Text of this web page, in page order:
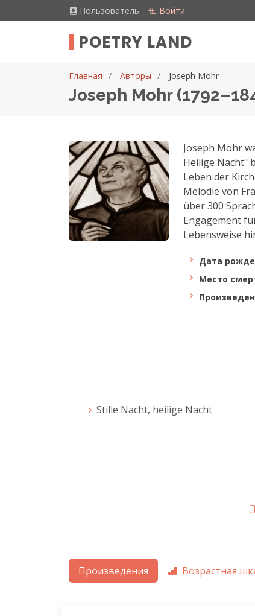
Пользователь Войти
POETRY LAND
Главная Авторы Joseph Mohr
Joseph Mohr
Joseph Mohr
Heilige Nacht"
Leben der
Melodie von
über 300
Engagement
Lebensweise
Дата
Место
Stille Nacht, heilige Nacht
Произведения Возрастная